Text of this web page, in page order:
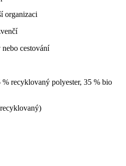
organizaci
cestování
recyklovaný polyester, 35 % bio